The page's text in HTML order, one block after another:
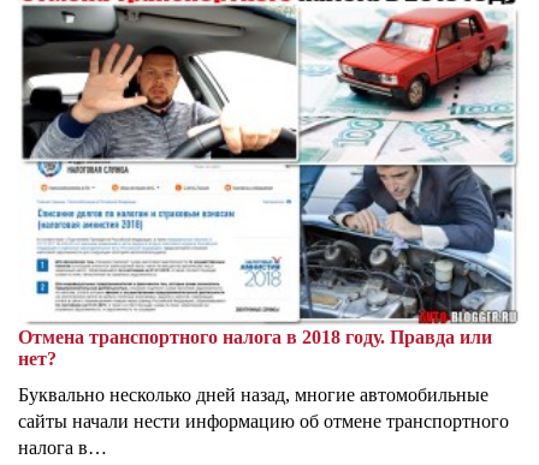
Отмена транспортного налога в 2018 году. Правда или
нет?
Буквально несколько дней назад, многие автомобильные
сайты начали нести информацию об отмене транспортного
налога в…